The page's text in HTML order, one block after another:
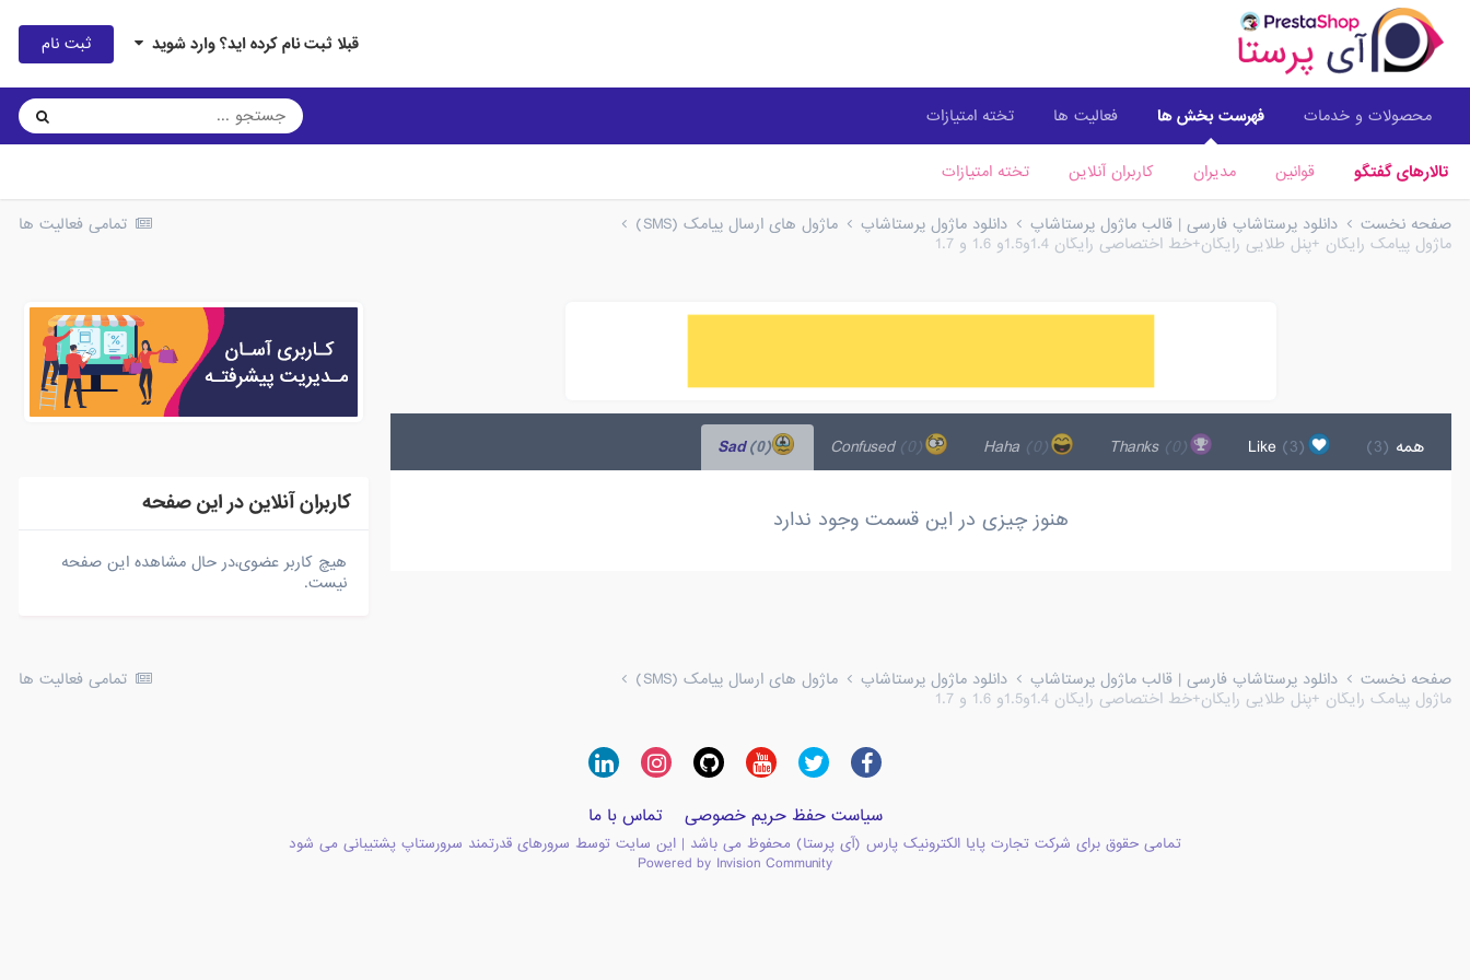
قبلا ثبت نام کرده اید؟ وارد شوید ثبت نام
محصولات و خدمات فهرست بخش ها
تالارهای گفتگو قوانین مدیران کاربران آنلاین تخته امتیازات
فعالیت ها تخته امتیازات
تمامی فعالیت ها صفحه نخست دانلود پرستاشاپ فارسی | قالب ماژول پرستاشاپ دانلود ماژول پرستاشاپ
ماژول های ارسال پیامک (SMS)
ماژول پیامک رایگان +پنل طلایی رایگان+خط اختصاصی رایگان 1.4و1.5و 1.6 و 1.7
همه (3)
Like
(3)
Thanks
(0)
Haha
(0)
Confused
(0)
Sad
(0)
هنوز چیزی در این قسمت وجود ندارد
کاربران آنلاین در این صفحه
هیچ کاربر عضوی،در حال مشاهده این صفحه
نیست.
تمامی فعالیت ها صفحه نخست دانلود پرستاشاپ فارسی | قالب ماژول پرستاشاپ دانلود ماژول پرستاشاپ
ماژول های ارسال پیامک (SMS)
ماژول پیامک رایگان +پنل طلایی رایگان+خط اختصاصی رایگان 1.4و1.5و 1.6 و 1.7
سیاست حفظ حریم خصوصی تماس با ما
تمامی حقوق برای شرکت تجارت پایا الکترونیک پارس (آی پرستا) محفوظ می باشد | این سایت توسط سرورهای قدرتمند سرورستاپ پشتیبانی می شود
Powered by Invision Community